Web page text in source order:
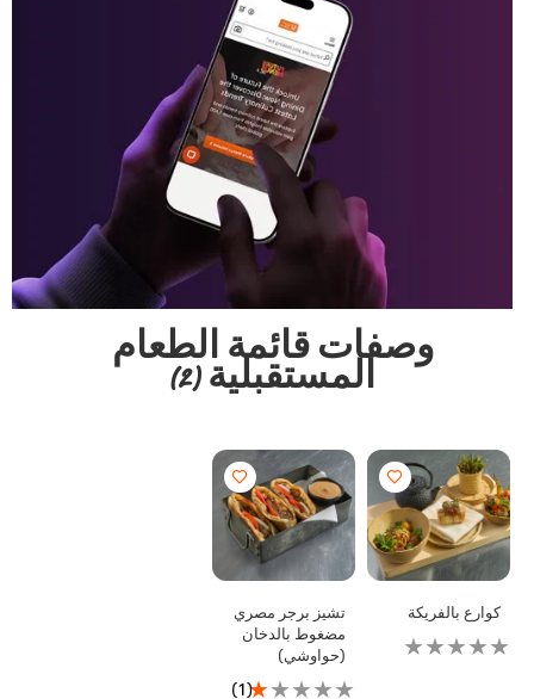
وصفات قائمة الطعام
المستقبلية(2)
كوارع بالفريكة
تقديم
تشيز برجر مصري
مضغوط بالدخان
(حواوشي)
(1)